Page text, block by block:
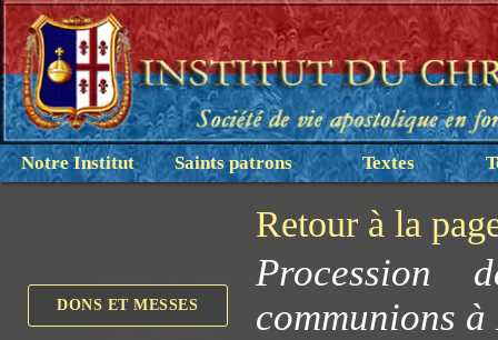
Notre Institut Saints patrons Textes
DONS ET MESSES
Retour à la
communions à